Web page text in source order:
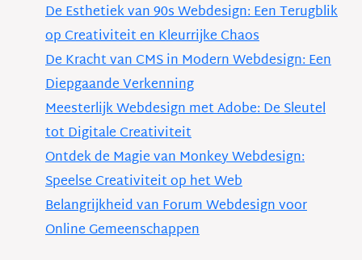
De Esthetiek van 90s Webdesign: Een Terugblik
op Creativiteit en Kleurrijke Chaos
De Kracht van CMS in Modern Webdesign: Een
Diepgaande Verkenning
Meesterlijk Webdesign met Adobe: De Sleutel
tot Digitale Creativiteit
Ontdek de Magie van Monkey Webdesign:
Speelse Creativiteit op het Web
Belangrijkheid van Forum Webdesign voor
Online Gemeenschappen